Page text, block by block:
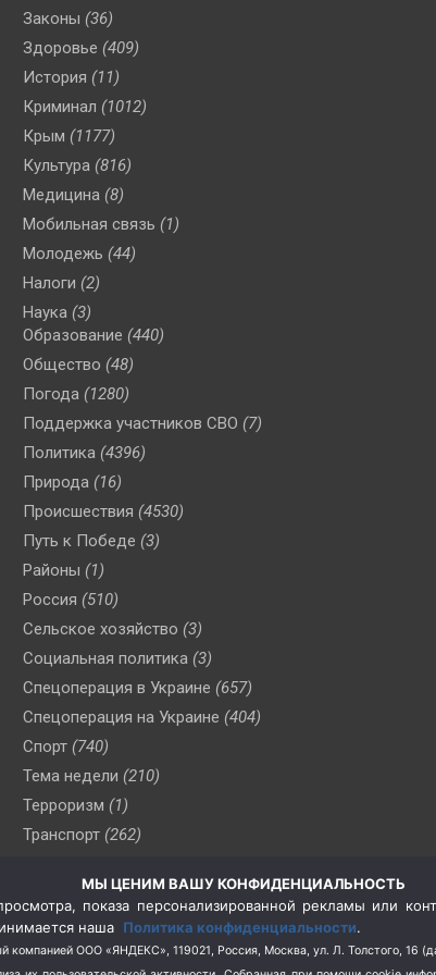
Законы (36)
Здоровье (409)
История (11)
Криминал (1012)
Крым (1177)
Культура (816)
Медицина (8)
Мобильная связь (1)
Молодежь (44)
Налоги (2)
Наука (3)
Образование (440)
Общество (48)
Погода (1280)
Поддержка участников СВО (7)
Политика (4396)
Природа (16)
Происшествия (4530)
Путь к Победе (3)
Районы (1)
Россия (510)
Сельское хозяйство (3)
Социальная политика (3)
Спецоперация в Украине (657)
Спецоперация на Украине (404)
Спорт (740)
Тема недели (210)
Терроризм (1)
Транспорт (262)
(76)
Цены (2)
Школа и спорт (2)
МЫ ЦЕНИМ ВАШУ КОНФИДЕНЦИАЛЬНОСТЬ
показа персонализированной рекламы или
наша Политика конфиденциальности.
компанией ООО «ЯНДЕКС», 119021, Россия, Москва, ул. Л. Толстого,